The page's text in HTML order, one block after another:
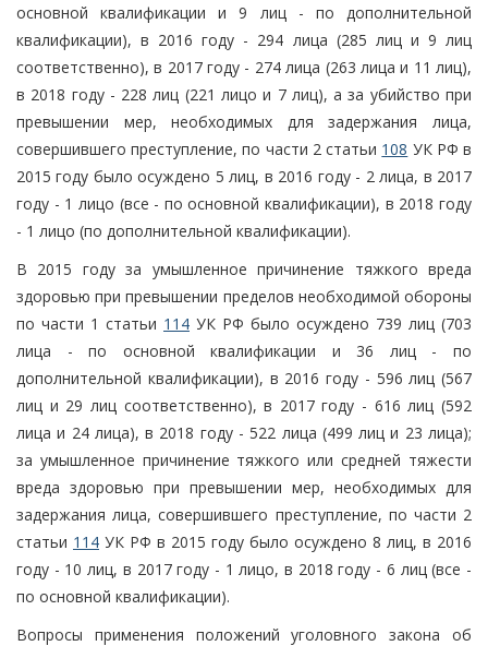
основной квалификации и 9 лиц - по дополнительной
квалификации), в 2016 году - 294 лица (285 лиц и 9 лиц
соответственно), в 2017 году - 274 лица (263 лица и 11 лиц),
в 2018 году - 228 лиц (221 лицо и 7 лиц), а за убийство при
превышении мер, необходимых для задержания лица,
совершившего преступление, по части 2 статьи 108 УК РФ в
2015 году было осуждено 5 лиц, в 2016 году - 2 лица, в 2017
году - 1 лицо (все - по основной квалификации), в 2018 году
- 1 лицо (по дополнительной квалификации).
В 2015 году за умышленное причинение тяжкого вреда
здоровью при превышении пределов необходимой обороны
по части 1 статьи 114 УК РФ было осуждено 739 лиц (703
лица - по основной квалификации и 36 лиц - по
дополнительной квалификации), в 2016 году - 596 лиц (567
лиц и 29 лиц соответственно), в 2017 году - 616 лиц (592
лица и 24 лица), в 2018 году - 522 лица (499 лиц и 23 лица);
за умышленное причинение тяжкого или средней тяжести
вреда здоровью при превышении мер, необходимых для
задержания лица, совершившего преступление, по части 2
статьи 114 УК РФ в 2015 году было осуждено 8 лиц, в 2016
году - 10 лиц, в 2017 году - 1 лицо, в 2018 году - 6 лиц (все -
по основной квалификации).
Вопросы применения положений уголовного закона об